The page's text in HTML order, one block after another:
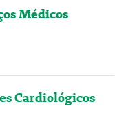
Médicos
Cardiológicos